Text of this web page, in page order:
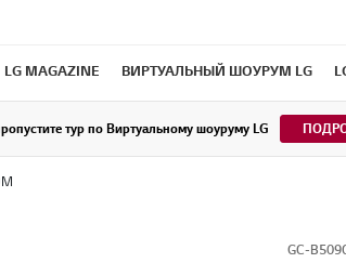
LG MAGAZINE ВИРТУАЛЬНЫЙ ШОУРУМ LG
тур по Виртуальному шоуруму LG
GC-